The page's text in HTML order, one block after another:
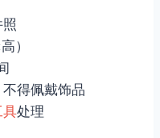
）
不得佩戴饰品
具处理